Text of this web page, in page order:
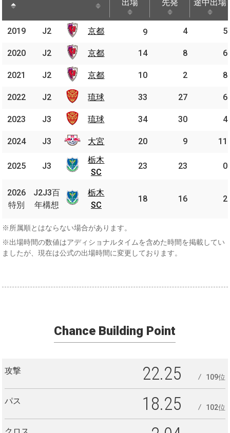
出場 先発 途中出場
途中出場
2019 京都 9 4 5
2020 京都 14 8 6
2021 京都 10 2 8
2022 琉球 33 27 6
2023 琉球 34 30 4
2024 大宮 20 9 11
2025
栃木
SC
23 23 0
2026
特別
百年
構想
栃木
SC
18 16 2
2019 J2 京都
2020 J2 京都
2021 J2 京都
2022 J2 琉球
2023 J3 琉球
2024 J3 大宮
2025 J3
栃木
SC
2026
特別
J2J3百
年構想
栃木
SC
※所属順とはならない場合があります。
※出場時間の数値はアディショナルタイムを含めた時間を掲載してい
ましたが、現在は公式の出場時間に変更しております。
Chance Building Point
攻撃 22.25 109位
パス 18.25 102位